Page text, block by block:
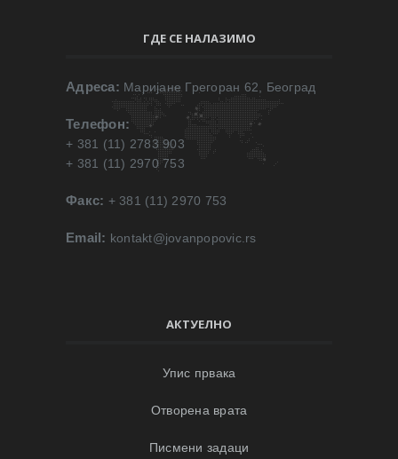
ГДЕ СЕ НАЛАЗИМО
Адреса: Маријане Грегоран 62, Београд
Телефон:
+ 381 (11) 2783 903
+ 381 (11) 2970 753
Факс: + 381 (11) 2970 753
Email: kontakt@jovanpopovic.rs
АКТУЕЛНО
Упис првака
Отворена врата
Писмени задаци